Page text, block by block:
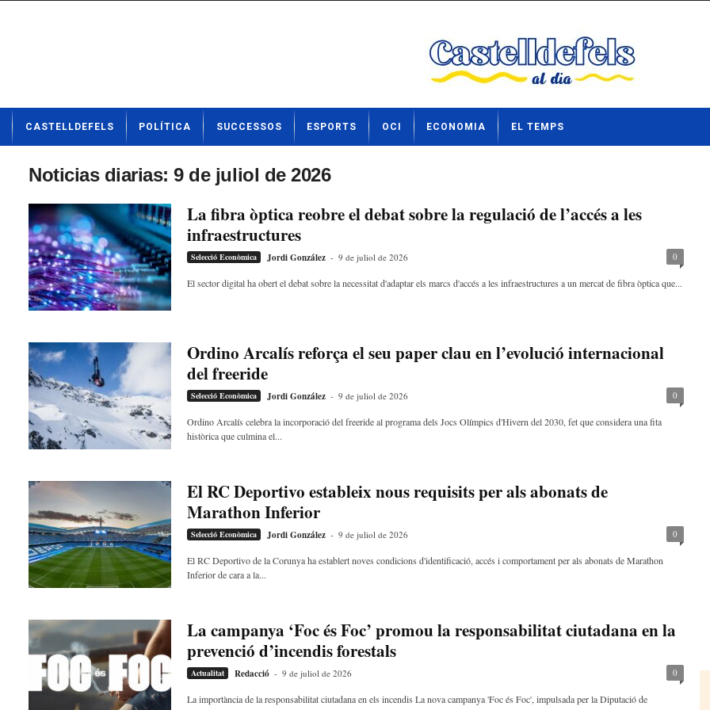
t
CASTELLDEFELS POLÍTICA SUCCESSOS ESPORTS OCI ECONOMIA EL TEMPS
Noticias diarias: 9 de juliol de 2026
La fibra òptica reobre el debat sobre la regulació de l’accés a les
infraestructures
Selecció Econòmica Jordi González - 9 de juliol de 2026 0
El sector digital ha obert el debat sobre la necessitat d'adaptar els marcs d'accés a les infraestructures a un mercat de fibra òptica que...
Ordino Arcalís reforça el seu paper clau en l’evolució internacional
del freeride
Selecció Econòmica Jordi González - 9 de juliol de 2026 0
Ordino Arcalís celebra la incorporació del freeride al programa dels Jocs Olímpics d'Hivern del 2030, fet que considera una fita
històrica que culmina el...
El RC Deportivo estableix nous requisits per als abonats de
Marathon Inferior
Selecció Econòmica Jordi González - 9 de juliol de 2026 0
El RC Deportivo de la Corunya ha establert noves condicions d'identificació, accés i comportament per als abonats de Marathon
Inferior de cara a la...
La campanya ‘Foc és Foc’ promou la responsabilitat ciutadana en la
prevenció d’incendis forestals
Actualitat Redacció - 9 de juliol de 2026 0
La importància de la responsabilitat ciutadana en els incendis La nova campanya 'Foc és Foc', impulsada per la Diputació de